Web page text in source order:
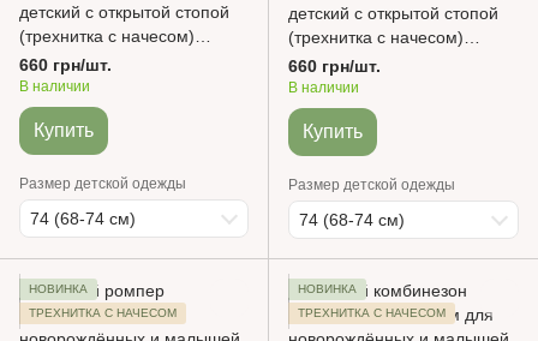
детский с открытой стопой
(трехнитка с начесом)
Дымчасто-серый с рисунком
660 грн/шт.
В наличии
Купить
Размер детской одежды
74 (68-74 см)
детский с открытой стопой
(трехнитка с начесом)
Серый
660 грн/шт.
В наличии
Купить
Размер детской одежды
74 (68-74 см)
НОВИНКА
ТРЕХНИТКА С НАЧЕСОМ
НОВИНКА
ТРЕХНИТКА С НАЧЕСОМ